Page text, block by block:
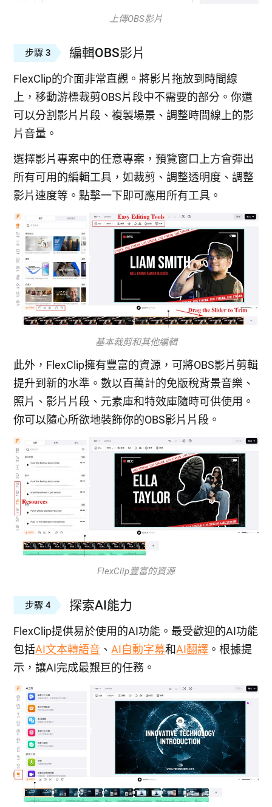
上傳OBS影片
步驟 3 編輯OBS影片
FlexClip的介面非常直觀。將影片拖放到時間線
上，移動游標裁剪OBS片段中不需要的部分。你還
可以分割影片片段、複製場景、調整時間線上的影
片音量。
選擇影片專案中的任意專案，預覽窗口上方會彈出
所有可用的編輯工具，如裁剪、調整透明度、調整
影片速度等。點擊一下即可應用所有工具。
基本裁剪和其他編輯
此外，FlexClip擁有豐富的資源，可將OBS影片剪輯
提升到新的水準。數以百萬計的免版稅背景音樂、
照片、影片片段、元素庫和特效庫隨時可供使用。
你可以隨心所欲地裝飾你的OBS影片片段。
FlexClip豐富的資源
步驟 4 探索AI能力
FlexClip提供易於使用的AI功能。最受歡迎的AI功能
包括AI文本轉語音 、AI自動字幕和AI翻譯 。根據提
示，讓AI完成最艱巨的任務。